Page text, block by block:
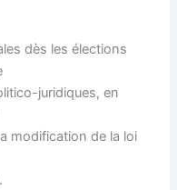
dès les élections
juridiques, en
modification de la loi